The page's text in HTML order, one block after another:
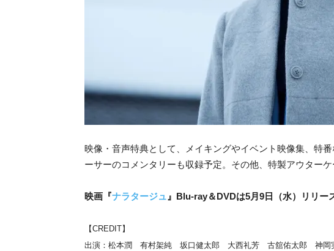
映像・音声特典として、メイキングやイベント映像集、特
ーサーのコメンタリーも収録予定。その他、特製アウター
映画『ナラタージュ 』Blu-ray＆DVDは5月9日（水）リリー
【CREDIT】
出演：松本潤 有村架純 坂口健太郎 大西礼芳 古舘佑太郎 神